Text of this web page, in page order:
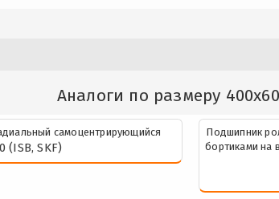
Аналоги по размеру
самоцентрирующийся
(ISB, SKF)
Подшипник
бортиками на